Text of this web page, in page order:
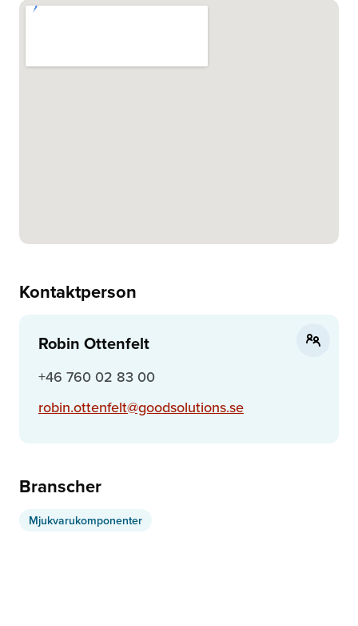
Kontaktperson
Robin Ottenfelt
+46 760 02 83 00
robin.ottenfelt@goodsolutions.se
Branscher
Mjukvarukomponenter